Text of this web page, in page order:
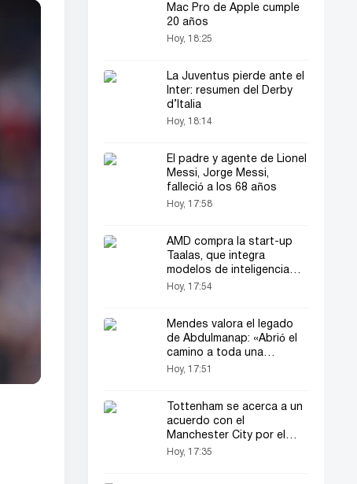
Mac Pro de Apple cumple
20 años
Hoy, 18:25
La Juventus pierde ante el
Inter: resumen del Derby
d’Italia
Hoy, 18:14
El padre y agente de Lionel
Messi, Jorge Messi,
falleció a los 68 años
Hoy, 17:58
AMD compra la start-up
Taalas, que integra
modelos de inteligencia
artificial
Hoy, 17:54
Mendes valora el legado
de Abdulmanap: «Abrió el
camino a toda una
generación»
Hoy, 17:51
Tottenham se acerca a un
acuerdo con el
Manchester City por el
fichaje de Savinho
Hoy, 17:35